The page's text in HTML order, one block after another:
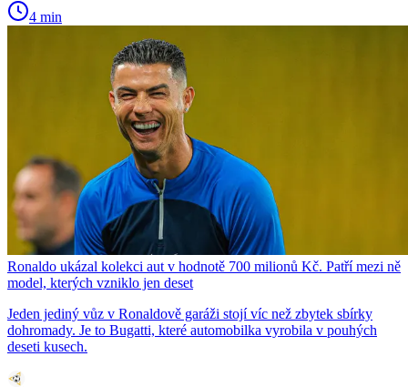
4 min
Ronaldo ukázal kolekci aut v hodnotě 700 milionů Kč. Patří mezi ně
model, kterých vzniklo jen deset
Jeden jediný vůz v Ronaldově garáži stojí víc než zbytek sbírky
dohromady. Je to Bugatti, které automobilka vyrobila v pouhých
deseti kusech.